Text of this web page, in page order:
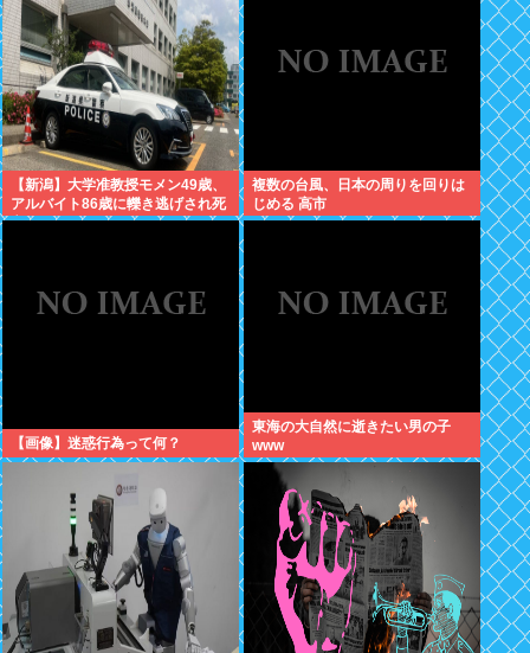
【新潟】大学准教授モメン49歳、
アルバイト86歳に轢き逃げされ死
亡
複数の台風、日本の周りを回りは
じめる 高市
【画像】迷惑行為って何？
東海の大自然に逝きたい男の子
www